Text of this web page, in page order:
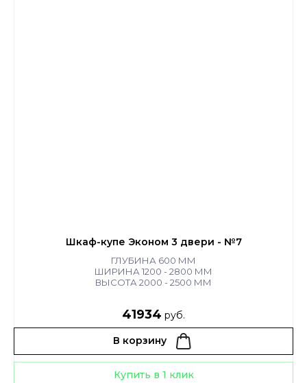
Шкаф-купе Эконом 3 двери - №7
ГЛУБИНА 600 ММ
ШИРИНА 1200 - 2800 ММ
ВЫСОТА 2000 - 2500 ММ
41934 руб.
В корзину
Купить в 1 клик